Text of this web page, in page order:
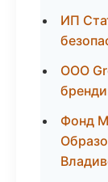
ИП
ООО
Фонд